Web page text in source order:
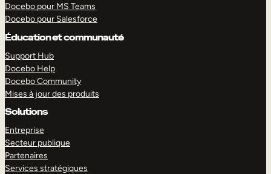
Docebo pour MS Teams
Docebo pour Salesforce
Éducation et communauté
Support Hub
Docebo Help
Docebo Community
Mises à jour des produits
Solutions
Entreprise
Secteur publique
Partenaires
Services stratégiques